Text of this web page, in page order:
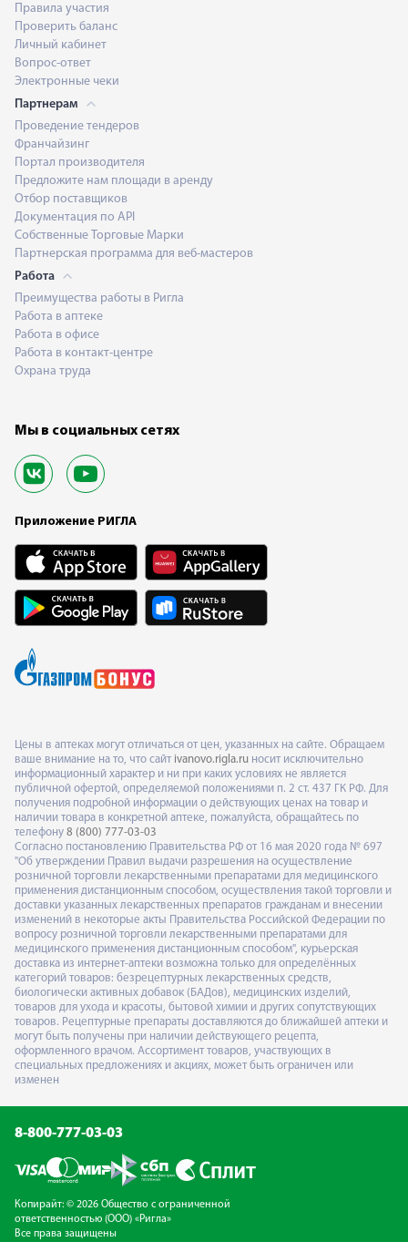
Правила участия
Проверить баланс
Личный кабинет
Вопрос-ответ
Электронные чеки
Партнерам
Проведение тендеров
Франчайзинг
Портал производителя
Предложите нам площади в аренду
Отбор поставщиков
Документация по API
Собственные Торговые Марки
Партнерская программа для веб-мастеров
Работа
Преимущества работы в Ригла
Работа в аптеке
Работа в офисе
Работа в контакт-центре
Охрана труда
Мы в социальных сетях
Приложение РИГЛА
Цены в аптеках могут отличаться от цен, указанных на сайте. Обращаем
ваше внимание на то, что сайт ivanovo.rigla.ru носит исключительно
информационный характер и ни при каких условиях не является
публичной офертой, определяемой положениями п. 2 ст. 437 ГК РФ. Для
получения подробной информации о действующих ценах на товар и
наличии товара в конкретной аптеке, пожалуйста, обращайтесь по
телефону 8 (800) 777-03-03
Согласно постановлению Правительства РФ от 16 мая 2020 года № 697
"Об утверждении Правил выдачи разрешения на осуществление
розничной торговли лекарственными препаратами для медицинского
применения дистанционным способом, осуществления такой торговли и
доставки указанных лекарственных препаратов гражданам и внесении
изменений в некоторые акты Правительства Российской Федерации по
вопросу розничной торговли лекарственными препаратами для
медицинского применения дистанционным способом", курьерская
доставка из интернет-аптеки возможна только для определённых
категорий товаров: безрецептурных лекарственных средств,
биологически активных добавок (БАДов), медицинских изделий,
товаров для ухода и красоты, бытовой химии и других сопутствующих
товаров. Рецептурные препараты доставляются до ближайшей аптеки и
могут быть получены при наличии действующего рецепта,
оформленного врачом. Ассортимент товаров, участвующих в
специальных предложениях и акциях, может быть ограничен или
изменен
8-800-777-03-03
Копирайт: © 2026 Общество с ограниченной
ответственностью (ООО) «Ригла»
Все права защищены